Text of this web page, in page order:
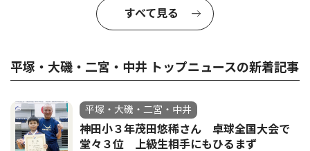
すべて見る
平塚・大磯・二宮・中井 トップニュースの新着記事
平塚・大磯・二宮・中井
神田小３年茂田悠稀さん 卓球全国大会で
堂々３位 上級生相手にもひるまず